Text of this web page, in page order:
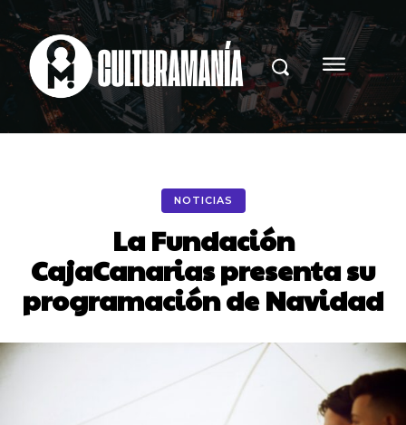
NOTICIAS
La Fundación
CajaCanarias presenta su
programación de Navidad